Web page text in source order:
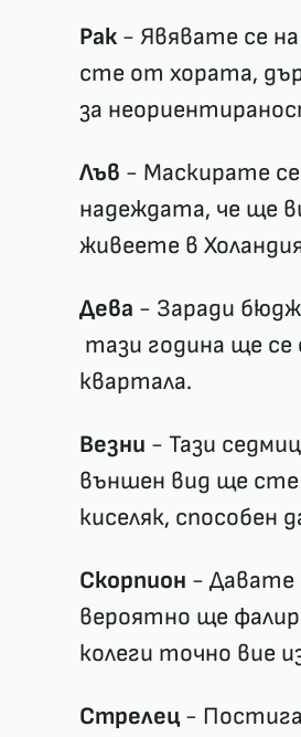
Рак - Явявате се
сте от хората,
за
Лъв - Маскирате се
надеждата, че ще
живеете в
Дева - Заради
тази година ще
квартала.
Везни - Тази
външен вид ще
киселяк, способен
Скорпион - Давате
вероятно ще
колеги точно вие
Стрелец-